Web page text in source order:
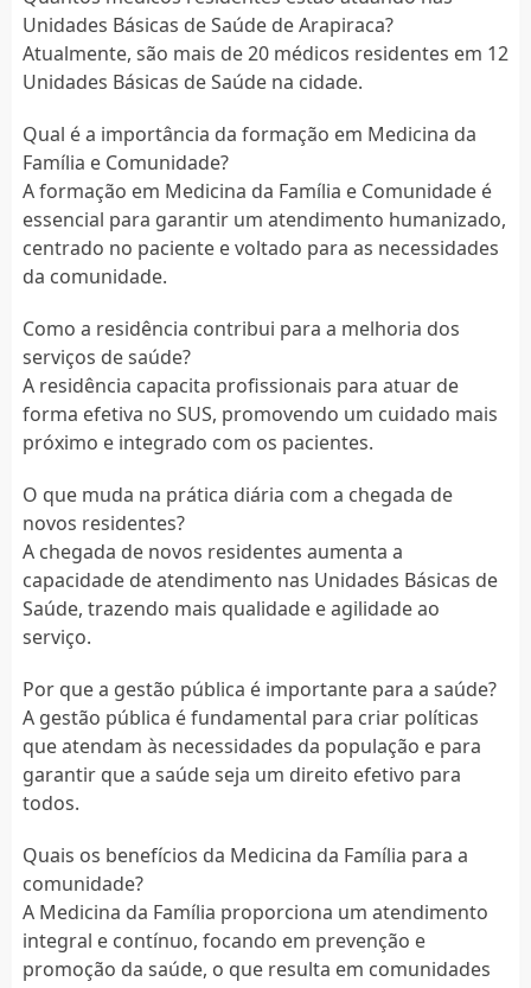
Unidades Básicas de Saúde de Arapiraca?
Atualmente, são mais de 20 médicos residentes em 12
Unidades Básicas de Saúde na cidade.
Qual é a importância da formação em Medicina da
Família e Comunidade?
A formação em Medicina da Família e Comunidade é
essencial para garantir um atendimento humanizado,
centrado no paciente e voltado para as necessidades
da comunidade.
Como a residência contribui para a melhoria dos
serviços de saúde?
A residência capacita profissionais para atuar de
forma efetiva no SUS, promovendo um cuidado mais
próximo e integrado com os pacientes.
O que muda na prática diária com a chegada de
novos residentes?
A chegada de novos residentes aumenta a
capacidade de atendimento nas Unidades Básicas de
Saúde, trazendo mais qualidade e agilidade ao
serviço.
Por que a gestão pública é importante para a saúde?
A gestão pública é fundamental para criar políticas
que atendam às necessidades da população e para
garantir que a saúde seja um direito efetivo para
todos.
Quais os benefícios da Medicina da Família para a
comunidade?
A Medicina da Família proporciona um atendimento
integral e contínuo, focando em prevenção e
promoção da saúde, o que resulta em comunidades